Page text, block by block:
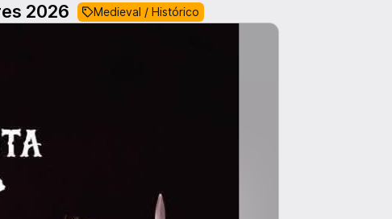
2026 Medieval / Histórico